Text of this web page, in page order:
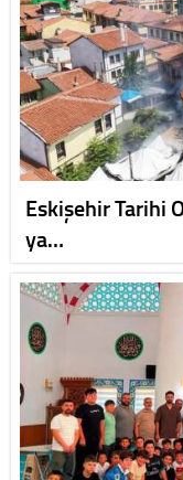
Eskişehir Tarihi
ya…